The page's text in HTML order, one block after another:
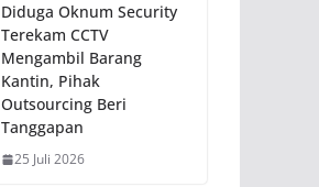
Diduga Oknum Security
Terekam CCTV
Mengambil Barang
Kantin, Pihak
Outsourcing Beri
Tanggapan
25 Juli 2026